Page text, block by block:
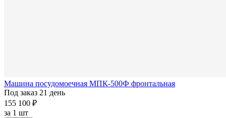
Машина посудомоечная МПК-500Ф фронтальная
Под заказ 21 день
155 100 ₽
за 1 шт